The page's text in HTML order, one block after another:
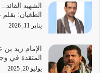
واجتهاداتنا لأننا سنختلف
يوليو 24, 2026
أمة عاجزة عن النهوض…
يوليو 23, 2026
الشهيد
الطغيان: بقلم
يناير 11, 2026
الإمام زيد
المتقدة في
يوليو 20, 2025